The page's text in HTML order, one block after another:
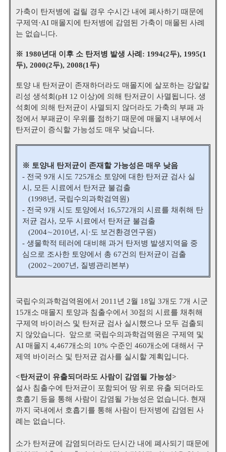
가축이 탄저병에 걸릴 경우 수시간 내에 폐사하기 때문에
구제역·AI 매몰지에 탄저병에 감염된 가축이 매몰된 사례
는 없습니다.
※ 1980년대 이후 소 탄저병 발생 사례 : 1994(2두), 1995(1
두), 2000(2두), 2008(1두)
토양 내 탄저균이 존재하더라도 매몰지에 살포하는 강알칼
리성 생석회(pH 12 이상)에 의해 탄저균이 사멸됩니다. 생
석회에 의해 탄저균이 사멸되지 않더라도 가축의 부패 과
정에서 부패균이 우위를 점하기 때문에 매몰지 내부에서
탄저균이 증식할 가능성도 매우 낮습니다.
※ 토양내 탄저균이 존재할 가능성은 매우 낮음
- 전국 9개 시도 725개소 토양에 대한 탄저균 검사 실
시, 모든 시료에서 탄저균 불검출
(1998년, 국립수의과학검역원)
- 전국 9개 시도 토양에서 16,572개의 시료를 채취해 탄
저균 검사, 모두 시료에서 탄저균 불검출
(2004∼2010년, 시·도 보건환경연구원)
- 생물학적 테러에 대비해 과거 탄저병 발생지역을 중
심으로 조사한 토양에서 총 67건의 탄저균이 검출
(2002∼2007년, 질병관리본부)
국립수의과학검역원에서 2011년 2월 18일 3개도 7개 시군
15개소 매몰지 토양과 침출수에서 30점의 시료를 채취해
구제역 바이러스 및 탄저균 검사 실시했으나 모두 검출되
지 않았습니다. 앞으로 국립수의과학검역원은 구제역 및
AI 매몰지 4,467개소의 10% 수준인 460개소에 대해서 구
제역 바이러스 및 탄저균 검사를 실시할 계획입니다.
<탄저균이 유출되더라도 사람이 감염될 가능성>
설사 침출수에 탄저균이 포함되어 땅 위로 유출 되더라도
호흡기 등을 통해 사람이 감염될 가능성은 없습니다. 현재
까지 국내에서 호흡기를 통해 사람이 탄저병에 감염된 사
례는 없습니다.
소가 탄저균에 감염되더라도 단시간 내에 폐사되기 때문에